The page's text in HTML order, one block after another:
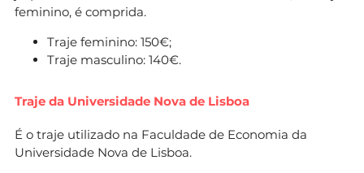
feminino, é comprida.
Traje feminino: 150€;
Traje masculino: 140€.
Traje da Universidade Nova de Lisboa
É o traje utilizado na Faculdade de Economia da
Universidade Nova de Lisboa.